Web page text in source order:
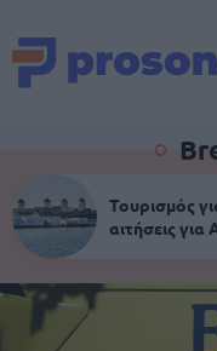
Τουρισμός
αιτήσεις